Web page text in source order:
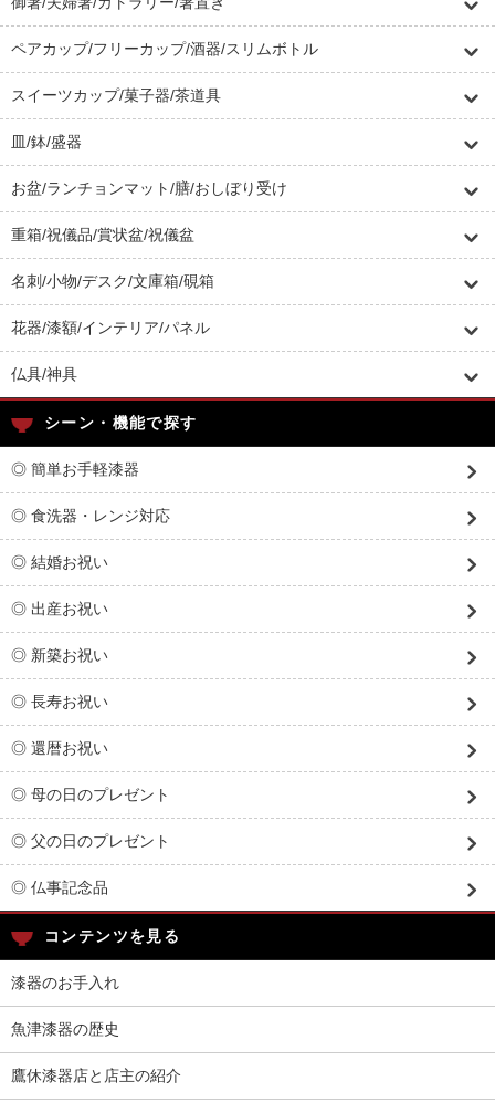
ペアカップ/フリーカップ/酒器/スリムボトル
スイーツカップ/菓子器/茶道具
皿/鉢/盛器
お盆/ランチョンマット/膳/おしぼり受け
重箱/祝儀品/賞状盆/祝儀盆
名刺/小物/デスク/文庫箱/硯箱
花器/漆額/インテリア/パネル
仏具/神具
シーン・機能で探す
◎ 簡単お手軽漆器
◎ 食洗器・レンジ対応
◎ 結婚お祝い
◎ 出産お祝い
◎ 新築お祝い
◎ 長寿お祝い
◎ 還暦お祝い
◎ 母の日のプレゼント
◎ 父の日のプレゼント
◎ 仏事記念品
コンテンツを見る
漆器のお手入れ
魚津漆器の歴史
鷹休漆器店と店主の紹介